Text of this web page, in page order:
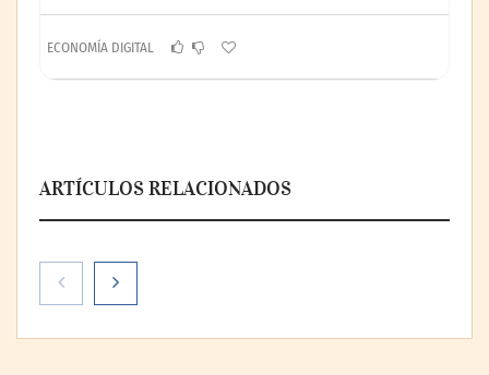
ECONOMÍA DIGITAL
ARTÍCULOS RELACIONADOS
Paso a paso: ¿cómo prepararse para la
transición a la jornada de 40 horas? Guía